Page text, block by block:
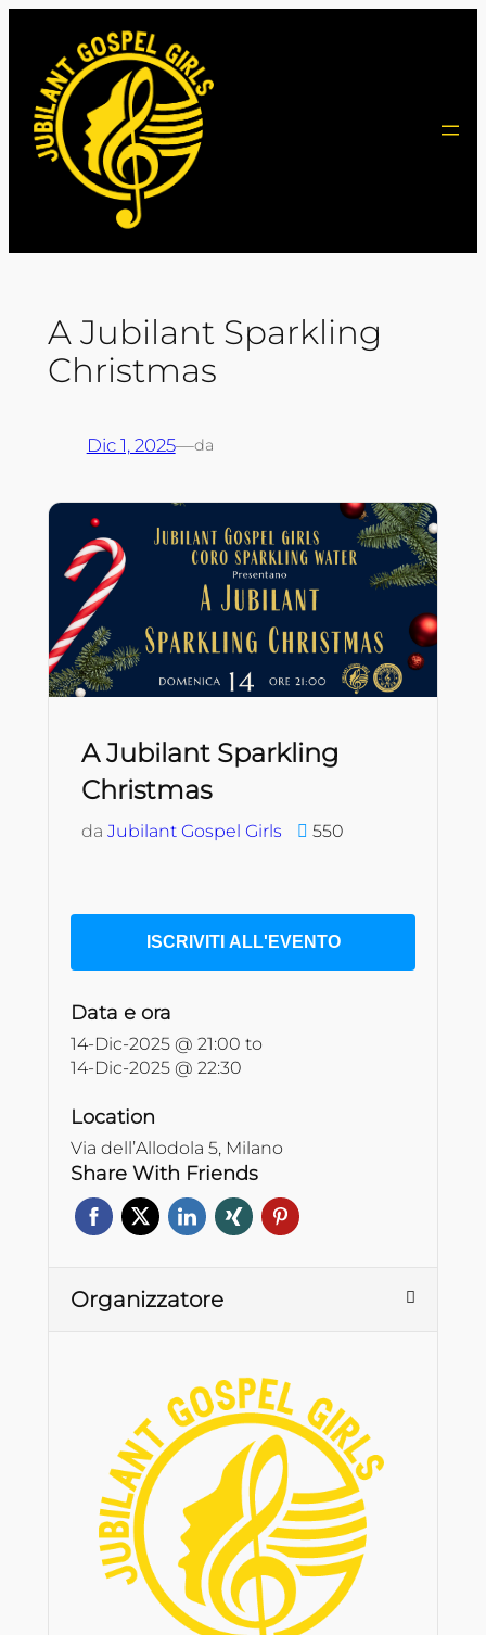
contenuto
A Jubilant Sparkling
Christmas
Dic 1, 2025—da
A Jubilant Sparkling
Christmas
da Jubilant Gospel Girls 550
ISCRIVITI ALL'EVENTO
Data e ora
14-Dic-2025 @ 21:00 to
14-Dic-2025 @ 22:30
Location
Via dell’Allodola 5, Milano
Share With Friends
Organizzatore